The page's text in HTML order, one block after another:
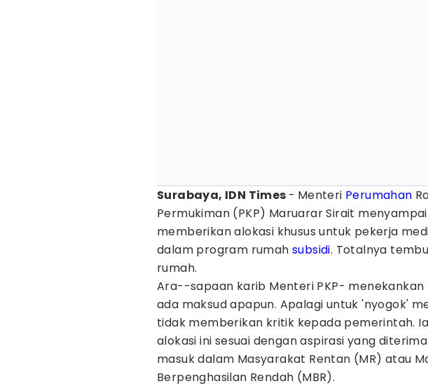
Surabaya, IDN Times - Menteri Perumahan
Permukiman (PKP) Maruarar Sirait
memberikan alokasi khusus untuk pekerja
dalam program rumah subsidi. Totalnya
rumah.
Ara--sapaan karib Menteri PKP- menekankan
ada maksud apapun. Apalagi untuk 'nyogok'
tidak memberikan kritik kepada pemerintah.
alokasi ini sesuai dengan aspirasi yang
masuk dalam Masyarakat Rentan (MR) atau
Berpenghasilan Rendah (MBR).